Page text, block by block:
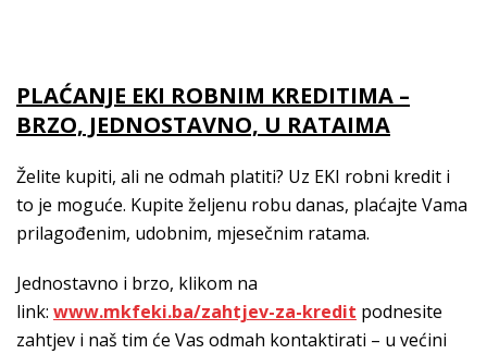
PLAĆANJE EKI ROBNIM KREDITIMA –
BRZO, JEDNOSTAVNO, U RATAIMA
Želite kupiti, ali ne odmah platiti? Uz EKI robni kredit i
to je moguće. Kupite željenu robu danas, plaćajte Vama
prilagođenim, udobnim, mjesečnim ratama.
Jednostavno i brzo, klikom na
link: www.mkfeki.ba/zahtjev-za-kredit podnesite
zahtjev i naš tim će Vas odmah kontaktirati – u većini